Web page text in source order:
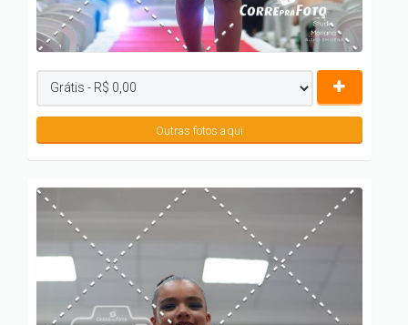
Outras fotos aqui